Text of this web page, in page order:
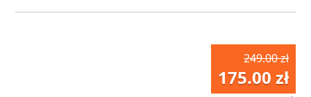
249.00 zł
175.00 zł